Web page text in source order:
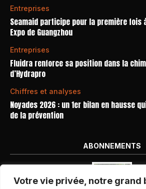
Votre vie privée, notre grand
Entreprises
Seamaid participe pour la première fois
Expo de Guangzhou
Entreprises
Fluidra renforce sa position dans la
d’Hydrapro
Chiffres et analyses
Noyades 2026 : un 1er bilan en hausse
de la prévention
ABONNEMENTS